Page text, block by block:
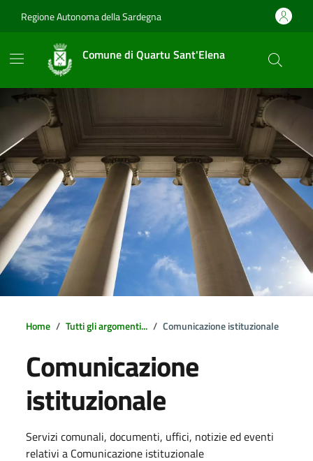
Regione Autonoma della Sardegna
Comune di Quartu Sant'Elena
Home Tutti gli argomenti... Comunicazione istituzionale
Comunicazione
istituzionale
Dettagli della notizia
Servizi comunali, documenti, uffici, notizie ed eventi
relativi a Comunicazione istituzionale